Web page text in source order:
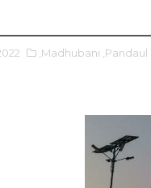
,Madhubani ,Pandaul